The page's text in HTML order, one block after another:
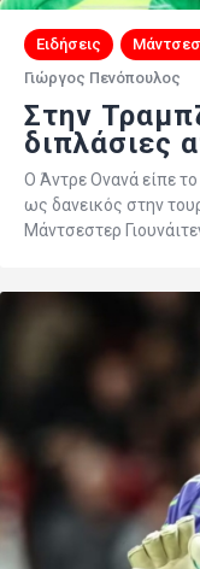
Ειδήσεις
Γιώργος Πενόπουλος
Στην
διπλάσιες
Ο Άντρε Ονανά είπε το
ως δανεικός στην
Μάντσεστερ